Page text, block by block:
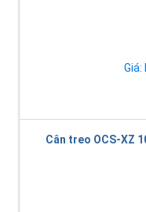
Giá:
Cân treo OCS-XZ